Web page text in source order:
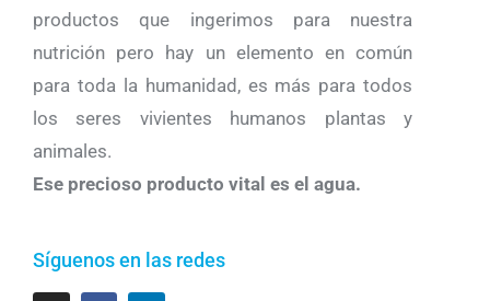
productos que ingerimos para nuestra
nutrición pero hay un elemento en común
para toda la humanidad, es más para todos
los seres vivientes humanos plantas y
animales.
Ese precioso producto vital es el agua.
Síguenos en las redes